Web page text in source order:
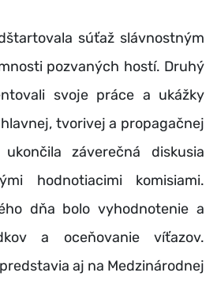
súťaž slávnostným
pozvaných hostí. Druhý
svoje práce a ukážky
tvorivej a propagačnej
záverečná diskusia
hodnotiacimi komisiami.
dňa bolo vyhodnotenie a
a oceňovanie víťazov.
aj na Medzinárodnej